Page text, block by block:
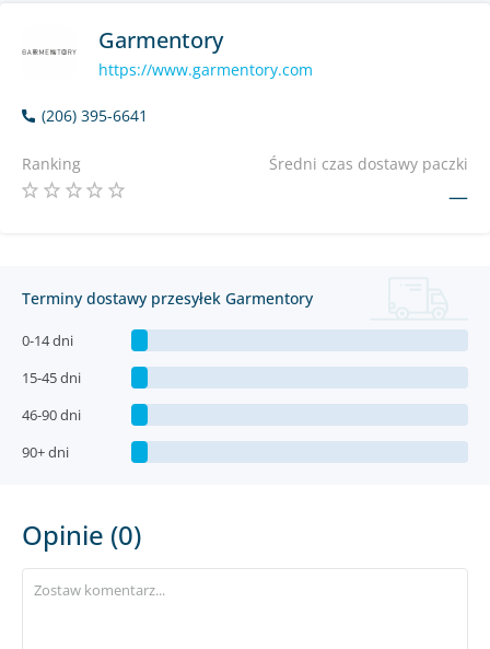
Garmentory
https://www.garmentory.com
(206) 395-6641
Ranking Średni czas dostawy paczki
—
Terminy dostawy przesyłek Garmentory
0-14 dni
15-45 dni
46-90 dni
90+ dni
Opinie (0)